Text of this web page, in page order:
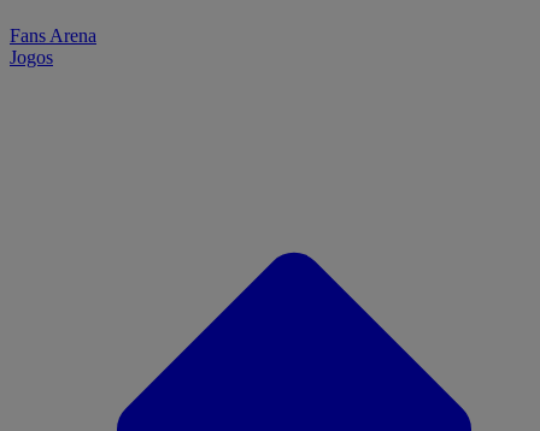
Fans Arena
Jogos